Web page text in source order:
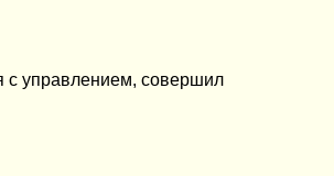
с управлением, совершил